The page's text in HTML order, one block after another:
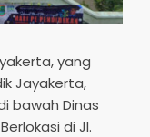
yang
Jayakerta,
bawah Dinas
di Jl.